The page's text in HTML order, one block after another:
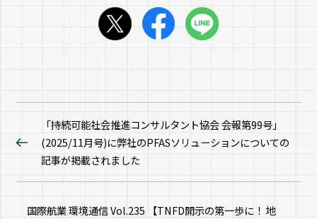
「持続可能社会推進コンサルタント協会 会報第99号」
(2025/11月号)に弊社のPFASソリューションについての
記事が掲載されました
国際航業 環境通信 Vol.235 【TNFD開示の第一歩に！ 地